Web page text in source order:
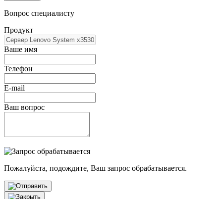
Вопрос специалисту
Продукт
Ваше имя
Телефон
E-mail
Ваш вопрос
Пожалуйста, подождите, Ваш запрос обрабатывается.